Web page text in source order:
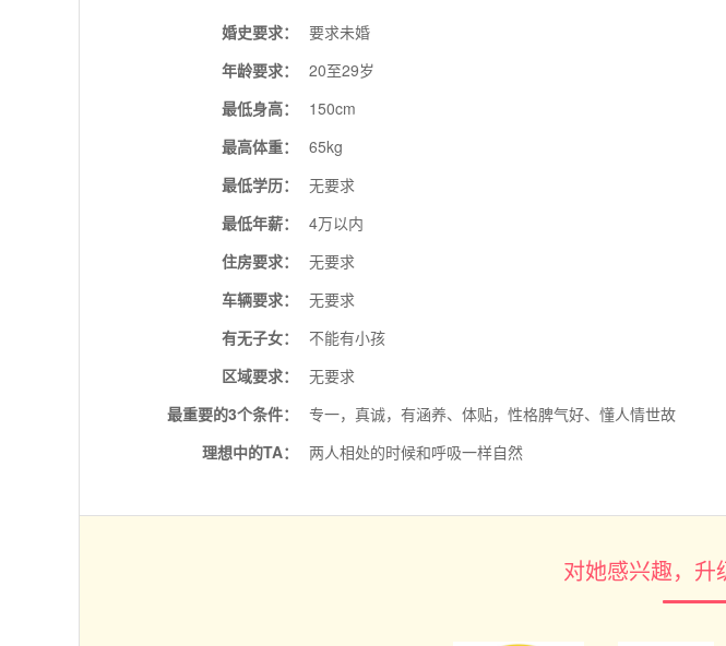
婚史要求：
要求未婚
年龄要求：
20至29岁
最低身高：
150cm
最高体重：
65kg
最低学历：
无要求
最低年薪：
4万以内
住房要求：
无要求
车辆要求：
无要求
有无子女：
不能有小孩
区域要求：
无要求
最重要的3个条件：
专一，真诚，有涵养、体贴，性格脾气好、懂人情世故
理想中的TA：
两人相处的时候和呼吸一样自然
对她感兴趣，升